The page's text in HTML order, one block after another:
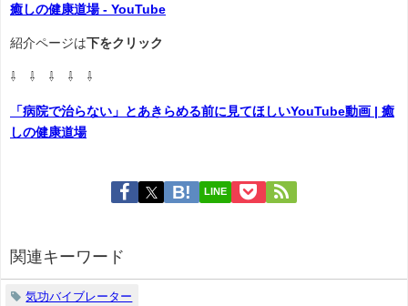
癒しの健康道場 - YouTube
紹介ページは下をクリック
⇩ ⇩ ⇩ ⇩ ⇩
「病院で治らない」とあきらめる前に見てほしいYouTube動画 | 癒
しの健康道場
LINE
関連キーワード
気功バイブレーター